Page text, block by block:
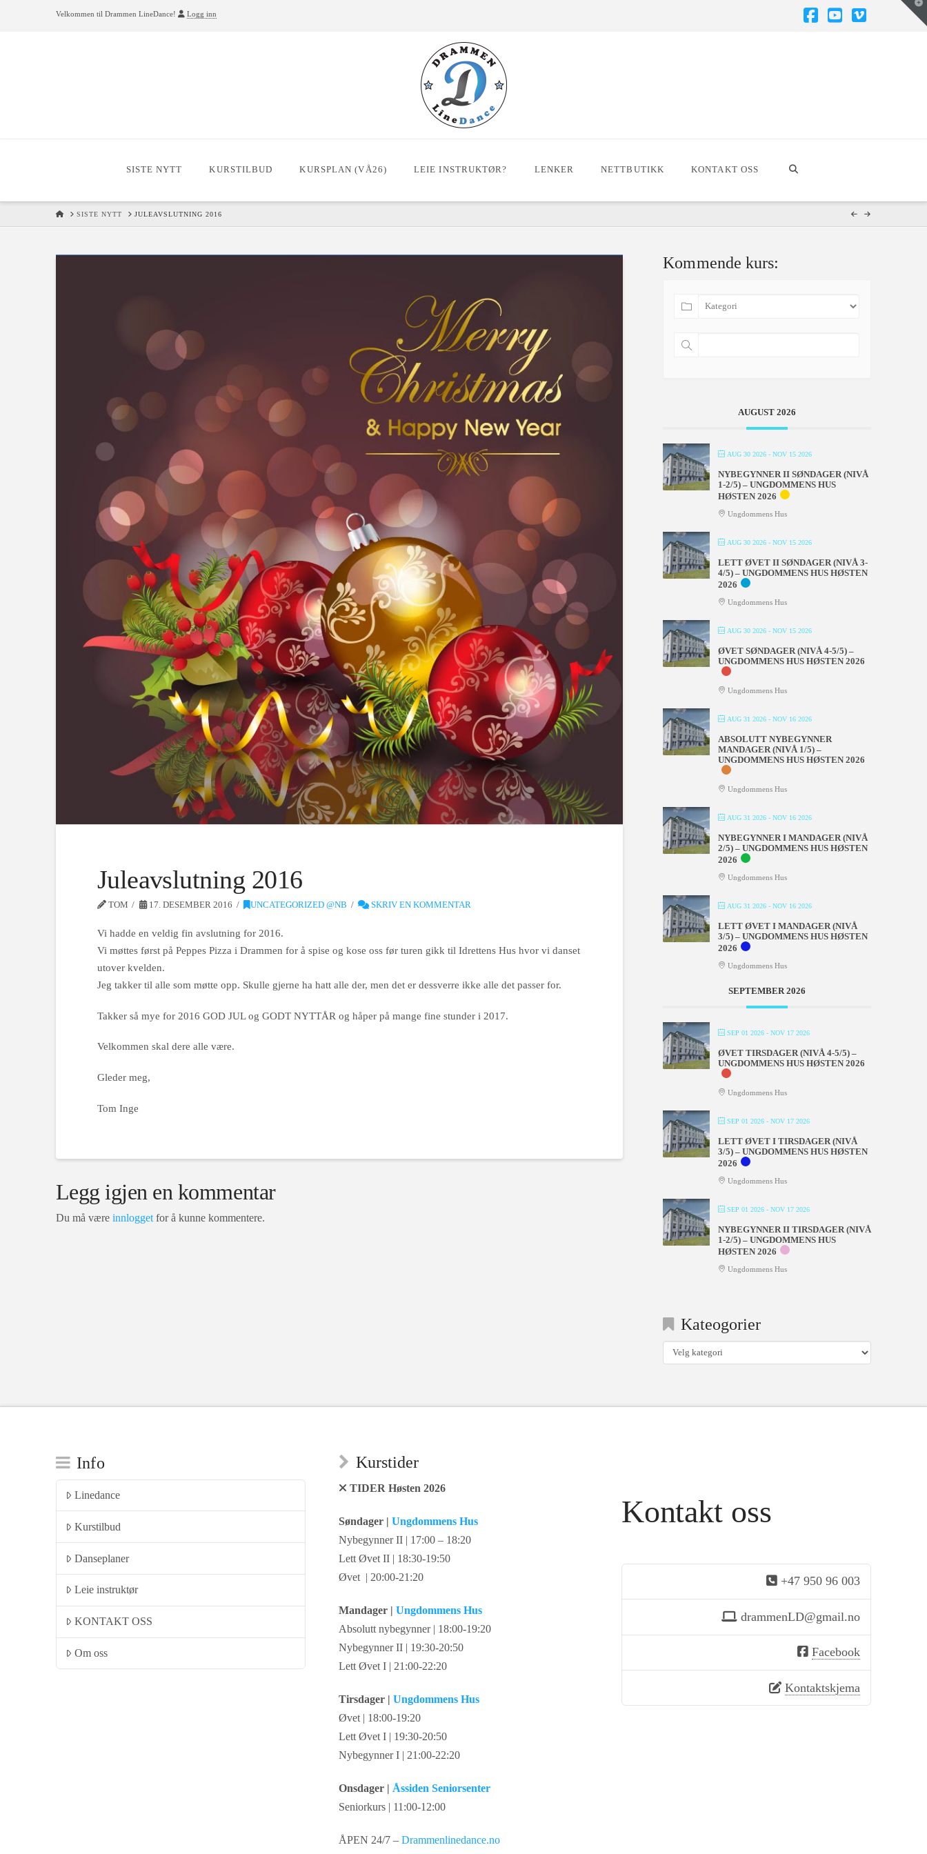
Velkommen til Drammen LineDance! Logg inn
SISTE NYTT KURSTILBUD KURSPLAN (VÅ26) LEIE INSTRUKTØR? LENKER NETTBUTIKK KONTAKT OSS
HOMESISTE NYTT JULEAVSLUTNING 2016
Juleavslutning 2016
TOM 17. DESEMBER 2016 UNCATEGORIZED @NB SKRIV EN KOMMENTAR
Vi hadde en veldig fin avslutning for 2016.
Vi møttes først på Peppes Pizza i Drammen for å spise og kose oss før turen gikk til Idrettens Hus hvor vi danset
utover kvelden.
Jeg takker til alle som møtte opp. Skulle gjerne ha hatt alle der, men det er dessverre ikke alle det passer for.
Takker så mye for 2016 GOD JUL og GODT NYTTÅR og håper på mange fine stunder i 2017.
Velkommen skal dere alle være.
Gleder meg,
Tom Inge
Legg igjen en kommentar
Du må være innloggetfor å kunne kommentere.
Kommende kurs:
AUGUST 2026
AUG 30 2026 - NOV 15 2026
NYBEGYNNER II SØNDAGER (NIVÅ
1-2/5) – UNGDOMMENS HUS
HØSTEN 2026
Ungdommens Hus
AUG 30 2026 - NOV 15 2026
LETT ØVET II SØNDAGER (NIVÅ 3-
4/5) – UNGDOMMENS HUS HØSTEN
2026
Ungdommens Hus
AUG 30 2026 - NOV 15 2026
ØVET SØNDAGER (NIVÅ 4-5/5) –
UNGDOMMENS HUS HØSTEN 2026
Ungdommens Hus
AUG 31 2026 - NOV 16 2026
ABSOLUTT NYBEGYNNER
MANDAGER (NIVÅ 1/5) –
UNGDOMMENS HUS HØSTEN 2026
Ungdommens Hus
AUG 31 2026 - NOV 16 2026
NYBEGYNNER I MANDAGER (NIVÅ
2/5) – UNGDOMMENS HUS HØSTEN
2026
Ungdommens Hus
AUG 31 2026 - NOV 16 2026
LETT ØVET I MANDAGER (NIVÅ
3/5) – UNGDOMMENS HUS HØSTEN
2026
Ungdommens Hus
SEPTEMBER 2026
SEP 01 2026 - NOV 17 2026
ØVET TIRSDAGER (NIVÅ 4-5/5) –
UNGDOMMENS HUS HØSTEN 2026
Ungdommens Hus
SEP 01 2026 - NOV 17 2026
LETT ØVET I TIRSDAGER (NIVÅ
3/5) – UNGDOMMENS HUS HØSTEN
2026
Ungdommens Hus
SEP 01 2026 - NOV 17 2026
NYBEGYNNER II TIRSDAGER (NIVÅ
1-2/5) – UNGDOMMENS HUS
HØSTEN 2026
Ungdommens Hus
Kateogorier
Kateogorier
Info
Linedance
Kurstilbud
Danseplaner
Leie instruktør
KONTAKT OSS
Om oss
Kurstider
TIDER Høsten 2026
Søndager | Ungdommens Hus
Nybegynner II | 17:00 – 18:20
Lett Øvet II | 18:30-19:50
Øvet | 20:00-21:20
Mandager | Ungdommens Hus
Absolutt nybegynner | 18:00-19:20
Nybegynner II | 19:30-20:50
Lett Øvet I | 21:00-22:20
Tirsdager | Ungdommens Hus
Øvet | 18:00-19:20
Lett Øvet I | 19:30-20:50
Nybegynner I | 21:00-22:20
Onsdager | Åssiden Seniorsenter
Seniorkurs | 11:00-12:00
ÅPEN 24/7 – Drammenlinedance.no
Kontakt oss
+47 950 96 003
drammenLD@gmail.no
Facebook
Kontaktskjema